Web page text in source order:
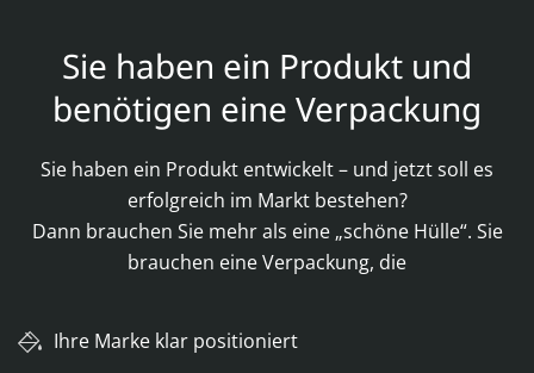
Sie haben ein Produkt und
benötigen eine Verpackung
Sie haben ein Produkt entwickelt – und jetzt soll es
erfolgreich im Markt bestehen?
Dann brauchen Sie mehr als eine „schöne Hülle“. Sie
brauchen eine Verpackung, die
Ihre Marke klar positioniert